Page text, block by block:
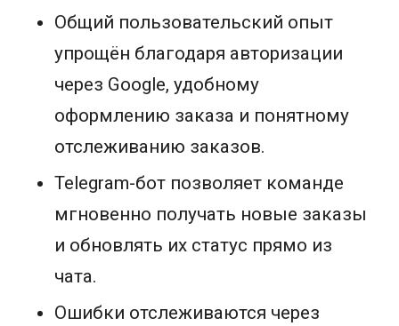
Общий пользовательский опыт
упрощён благодаря авторизации
через Google, удобному
оформлению заказа и понятному
отслеживанию заказов.
Telegram-бот позволяет команде
мгновенно получать новые заказы
и обновлять их статус прямо из
чата.
Ошибки отслеживаются через